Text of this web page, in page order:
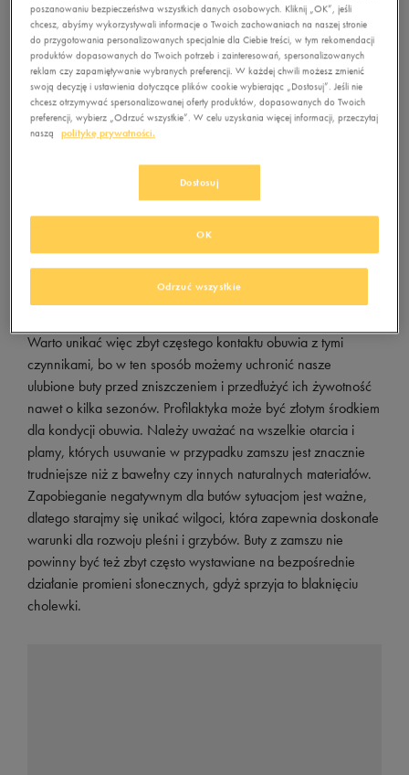
Czego nie lubi zamsz?
Klasyczna trampkowa sylwetka to rewelacyjna propozycja.
Czym właściwie jest zamsz? W swojej naturalnej wersji jest to
wierzchnia warstwa skóry poddana procesowi szlifowania.
Dzięki takiej obróbce powstaje tworzywo charakteryzujące się
drobnymi włoskami. Powierzchnia zamszu nie jest gładka, jak
tworzywa pozostawia na nim ślady. Wyprawiona skóra nie
Warto unikać więc zbyt częstego kontaktu obuwia z tymi
czynnikami, bo w ten sposób możemy uchronić nasze
ulubione buty przed zniszczeniem i przedłużyć ich żywotność
nawet o kilka sezonów. Profilaktyka może być złotym środkiem
dla kondycji obuwia. Należy uważać na wszelkie otarcia i
plamy, których usuwanie w przypadku zamszu jest znacznie
trudniejsze niż z bawełny czy innych naturalnych materiałów.
Zapobieganie negatywnym dla butów sytuacjom jest ważne,
dlatego starajmy się unikać wilgoci, która zapewnia doskonałe
warunki dla rozwoju pleśni i grzybów. Buty z zamszu nie
powinny być też zbyt często wystawiane na bezpośrednie
działanie promieni słonecznych, gdyż sprzyja to blaknięciu
cholewki.
poszanowaniu bezpieczeństwa wszystkich danych osobowych. Kliknij „OK”, jeśli
chcesz, abyśmy wykorzystywali informacje o Twoich zachowaniach na naszej stronie
do przygotowania personalizowanych specjalnie dla Ciebie treści, w tym rekomendacji
produktów dopasowanych do Twoich potrzeb i zainteresowań, spersonalizowanych
reklam czy zapamiętywanie wybranych preferencji. W każdej chwili możesz zmienić
swoją decyzję i ustawienia dotyczące plików cookie wybierając „Dostosuj”. Jeśli nie
chcesz otrzymywać spersonalizowanej oferty produktów, dopasowanych do Twoich
preferencji, wybierz „Odrzuć wszystkie”. W celu uzyskania więcej informacji, przeczytaj
naszą
politykę prywatności.
Dostosuj
Odrzuć wszystkie
OK